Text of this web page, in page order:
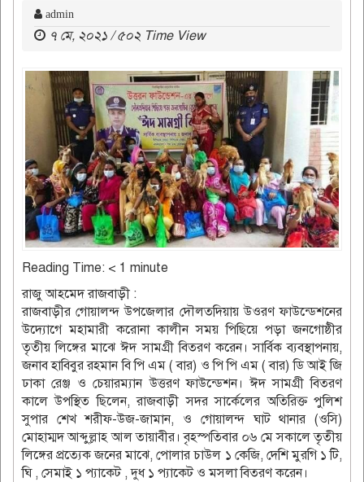
admin
৭ মে, ২০২১ / ৫০২ Time View
Reading Time: < 1 minute
রাজু আহমেদ রাজবাড়ী :
রাজবাড়ীর গোয়ালন্দ উপজেলার দৌলতদিয়ায় উওরণ ফাউন্ডেশনের
উদ্যোগে মহামারী করোনা কালীন সময় পিছিয়ে পড়া জনগোষ্ঠীর
তৃতীয় লিঙ্গের মাঝে ঈদ সামগ্রী বিতরণ করেন। সার্বিক ব্যবস্থাপনায়,
জনাব হাবিবুর রহমান বি পি এম ( বার) ও পি পি এম ( বার) ডি আই জি
ঢাকা রেঞ্জ ও চেয়ারম্যান উত্তরণ ফাউন্ডেশন। ঈদ সামগ্রী বিতরণ
কালে উপস্থিত ছিলেন, রাজবাড়ী সদর সার্কেলের অতিরিক্ত পুলিশ
সুপার শেখ শরীফ-উজ-জামান, ও গোয়ালন্দ ঘাট থানার (ওসি)
মোহাম্মদ আব্দু্ল্লাহ আল তায়াবীর। বৃহস্পতিবার ০৬ মে সকালে তৃতীয়
লিঙ্গের প্রত্যেক জনের মাঝে, পোলার চাউল ১ কেজি, দেশি মুরগি ১ টি,
ঘি , সেমাই ১ প্যাকেট , দুধ ১ প্যাকেট ও মসলা বিতরণ করেন।